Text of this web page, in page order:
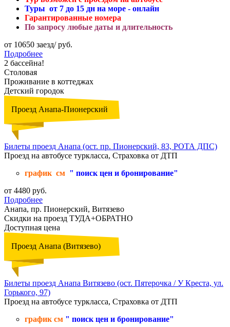
Туры от 7 до 15 дн на море - онлайн
Гарантированные номера
По запросу любые даты и длительность
от 10650 заезд/ руб.
Подробнее
2 бассейна!
Столовая
Проживание в коттеджах
Детский городок
Проезд Анапа-Пионерский
Билеты проезд Анапа (ост. пр. Пионерский, 83, РОТА ДПС)
Проезд на автобусе туркласса, Страховка от ДТП
график см " поиск цен и бронирование"
от 4480 руб.
Подробнее
Анапа, пр. Пионерский, Витязево
Скидки на проезд ТУДА+ОБРАТНО
Доступная цена
Проезд Анапа (Витязево)
Билеты проезд Анапа Витязево (ост. Пятерочка / У Креста, ул.
Горького, 97)
Проезд на автобусе туркласса, Страховка от ДТП
график см " поиск цен и бронирование"